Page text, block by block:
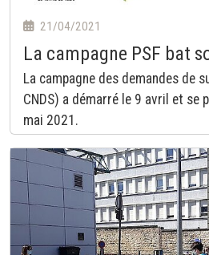
21/04/2021
La campagne PSF bat
La campagne des demandes de
CNDS) a démarré le 9 avril et se
mai 2021.